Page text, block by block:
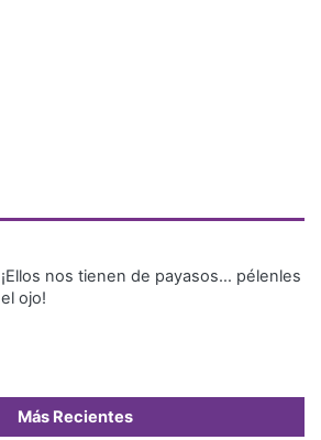
¡Ellos nos tienen de payasos… pélenles
el ojo!
Más Recientes